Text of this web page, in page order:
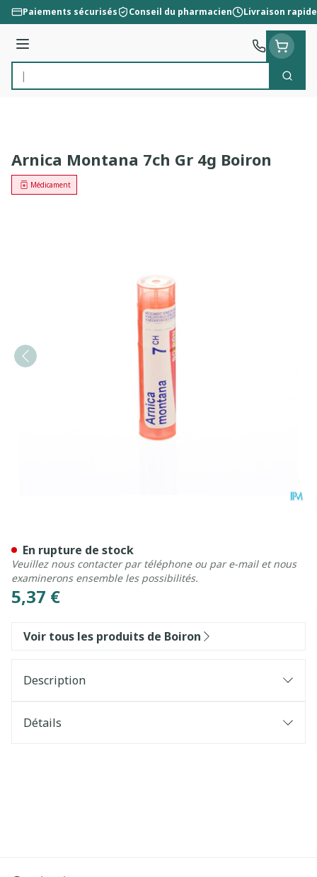
Aller au contenu
Paiements sécurisés Conseil du pharmacien Livraison rapide
Menu
Rechercher
Arnica Montana 7ch Gr 4g Boiron
Médicament
5,37 €
En rupture de stock
Veuillez nous contacter par téléphone ou par e-mail et nous
examinerons ensemble les possibilités.
Voir tous les produits de Boiron
Description
Détails